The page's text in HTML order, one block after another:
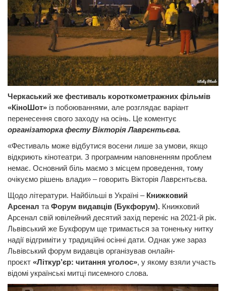
Черкаський же фестиваль короткометражних фільмів
«КіноШот» із побоюваннями, але розглядає варіант
перенесення свого заходу на осінь. Це коментує
організаторка фесту Вікторія Лаврєнтьєва.
«Фестиваль може відбутися восени лише за умови, якщо
відкриють кінотеатри. З програмним наповненням проблем
немає. Основний біль маємо з місцем проведення, тому
очікуємо рішень влади» – говорить Вікторія Лаврєнтьєва.
Щодо літератури. Найбільші в Україні – Книжковий
Арсенал та Форум видавців (Букфорум). Книжковий
Арсенал свій ювілейний десятий захід переніс на 2021-й рік.
Львівський же Букфорум ще тримається за тоненьку нитку
надії відгриміти у традиційні осінні дати. Однак уже зараз
Львівський форум видавців організував онлайн-
проєкт «Літкур’єр: читання уголос», у якому взяли участь
відомі українські митці писемного слова.